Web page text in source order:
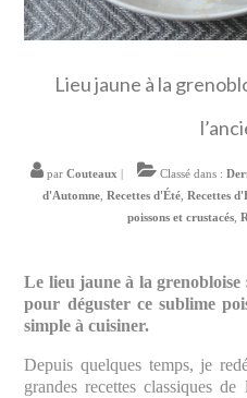
Lieu jaune à la
par Couteaux | Classé dans :
d'Automne, Recettes d'Été, Recettes
poissons et crustacés,
Le lieu jaune à la
pour déguster ce sublime
simple à cuisiner.
Depuis quelques temps, je
grandes recettes classiques